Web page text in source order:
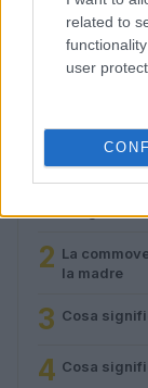
related to
user
Odissea al
poema epico
Greta Salvati · 4 Ago
PIÙ LETTI
1
2 La
la madre
3 Cosa
4 Cosa